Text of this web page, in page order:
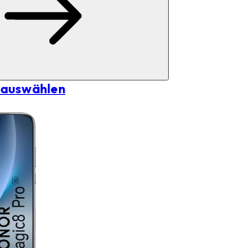
auswählen